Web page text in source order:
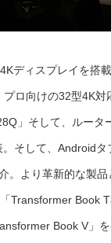
ディスプレイを搭
ロ向けの32型4K対
」そして、ルータ
そして、Android
。より革新的な製
Transformer Book
Book V」を